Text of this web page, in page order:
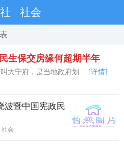
社会
生保交房缘何超期半年
大宁府，是当地政府划... [详情]
波暨中国宪政民
社会